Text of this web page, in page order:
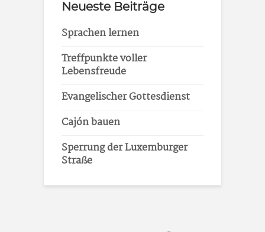
Neueste Beiträge
Sprachen lernen
Treffpunkte voller
Lebensfreude
Evangelischer Gottesdienst
Cajón bauen
Sperrung der Luxemburger
Straße